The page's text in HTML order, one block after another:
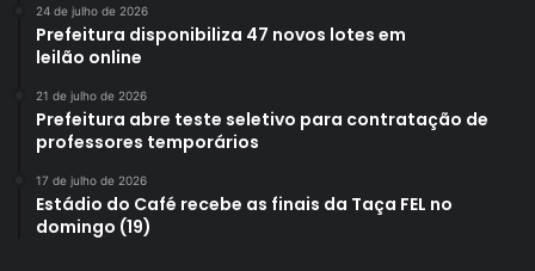
24 de julho de 2026
Prefeitura disponibiliza 47 novos lotes em
leilão online
21 de julho de 2026
Prefeitura abre teste seletivo para contratação de
professores temporários
17 de julho de 2026
Estádio do Café recebe as finais da Taça FEL no
domingo (19)